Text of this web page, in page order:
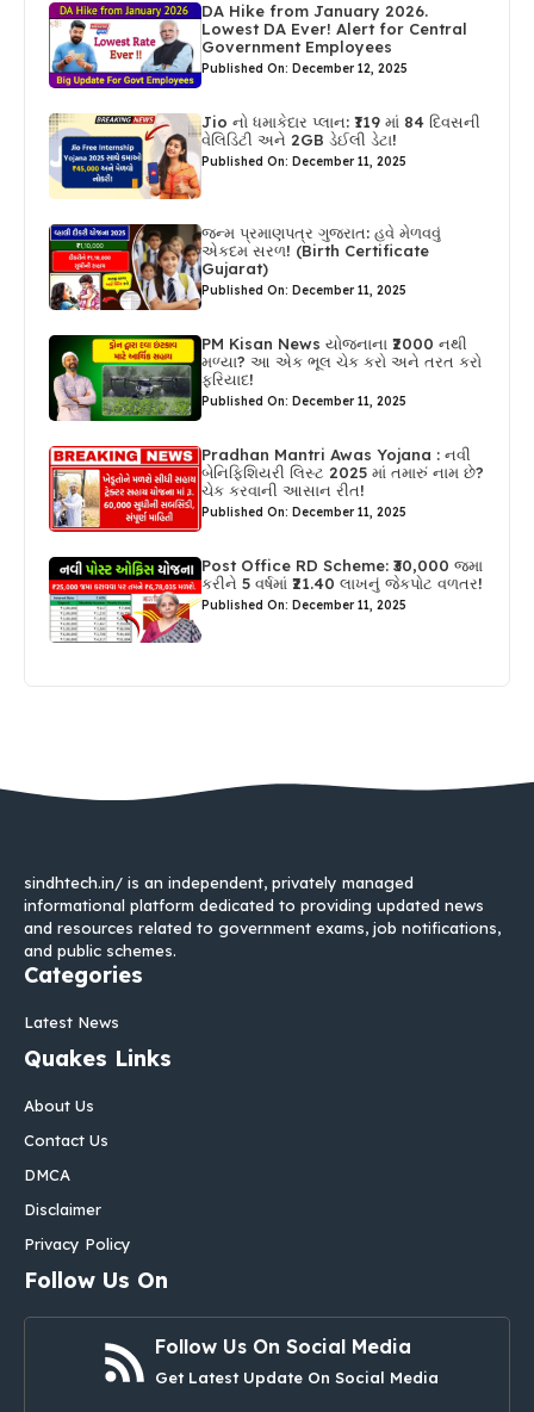
DA Hike from January 2026.
Lowest DA Ever! Alert for Central
Government Employees
Published On: December 12, 2025
Jio નો ધમાકેદાર પ્લાન: ₹119 માં 84 દિવસની
વેલિડિટી અને 2GB ડેઈલી ડેટા!
Published On: December 11, 2025
જન્મ પ્રમાણપત્ર ગુજરાત: હવે મેળવવું
એકદમ સરળ! (Birth Certificate
Gujarat)
Published On: December 11, 2025
PM Kisan News યોજનાના ₹2000 નથી
મળ્યા? આ એક ભૂલ ચેક કરો અને તરત કરો
ફરિયાદ!
Published On: December 11, 2025
Pradhan Mantri Awas Yojana : નવી
બેનિફિશિયરી લિસ્ટ 2025 માં તમારું નામ છે?
ચેક કરવાની આસાન રીત!
Published On: December 11, 2025
Post Office RD Scheme: ₹30,000 જમા
કરીને 5 વર્ષમાં ₹21.40 લાખનું જેકપોટ વળતર!
Published On: December 11, 2025
sindhtech.in/ is an independent, privately managed
informational platform dedicated to providing updated news
and resources related to government exams, job notifications,
and public schemes.
Categories
Latest News
Quakes Links
About Us
Contact Us
DMCA
Disclaimer
Privacy Policy
Follow Us On
Follow Us On Social Media
Get Latest Update On Social Media